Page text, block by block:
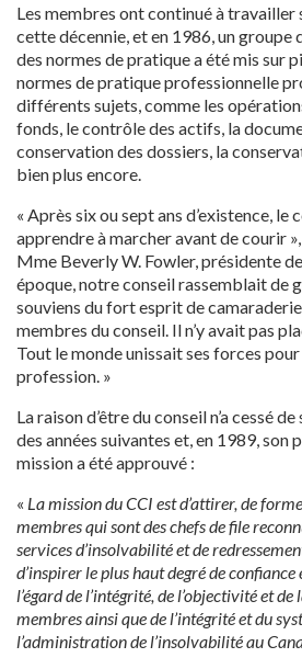
Les membres ont continué à travailler
cette décennie, et en 1986, un groupe
des normes de pratique a été mis sur
normes de pratique professionnelle
différents sujets, comme les
fonds, le contrôle des actifs, la
conservation des dossiers, la
bien plus encore.
« Après six ou sept ans d’existence, le
apprendre à marcher avant de courir
Mme Beverly W. Fowler, présidente
époque, notre conseil rassemblait de
souviens du fort esprit de
membres du conseil. Il n’y avait pas
Tout le monde unissait ses forces
profession. »
La raison d’être du conseil n’a cessé
des années suivantes et, en 1989, son
mission a été approuvé :
« La mission du CCI est d’attirer, de
membres qui sont des chefs de file
services d’insolvabilité et de
d’inspirer le plus haut degré de
l’égard de l’intégrité, de l’objectivité et
membres ainsi que de l’intégrité et du
l’administration de l’insolvabilité au